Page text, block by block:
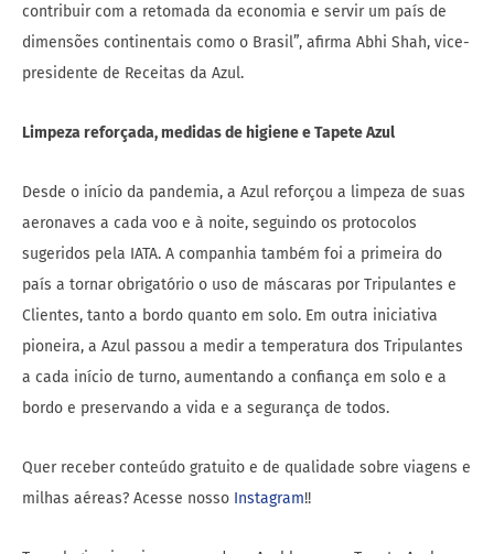
contribuir com a retomada da economia e servir um país de
dimensões continentais como o Brasil”, afirma Abhi Shah, vice-
presidente de Receitas da Azul.
Limpeza reforçada, medidas de higiene e Tapete Azul
Desde o início da pandemia, a Azul reforçou a limpeza de suas
aeronaves a cada voo e à noite, seguindo os protocolos
sugeridos pela IATA. A companhia também foi a primeira do
país a tornar obrigatório o uso de máscaras por Tripulantes e
Clientes, tanto a bordo quanto em solo. Em outra iniciativa
pioneira, a Azul passou a medir a temperatura dos Tripulantes
a cada início de turno, aumentando a confiança em solo e a
bordo e preservando a vida e a segurança de todos.
Quer receber conteúdo gratuito e de qualidade sobre viagens e
milhas aéreas? Acesse nosso Instagram!!